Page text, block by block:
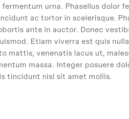
urna. Phasellus dolor
ac tortor in scelerisque.
ante in auctor. Donec
Etiam viverra est quis
mattis, venenatis lacus ut,
massa. Integer posuere
tincidunt nisl sit amet mollis.